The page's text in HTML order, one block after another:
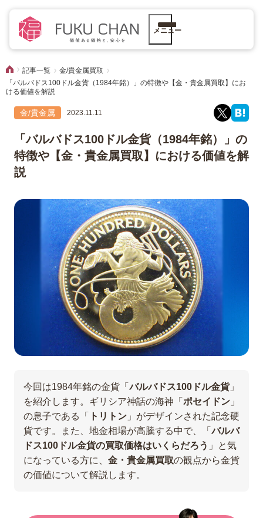
メニュー
記事一覧
金/貴金属買取
「バルバドス100ドル金貨（1984年銘）」の特徴や【金・貴金属買取】にお
ける価値を解説
金/貴金属 2023.11.11
「バルバドス100ドル金貨（1984年銘）」の
特徴や【金・貴金属買取】における価値を解
説
今回は1984年銘の金貨「バルバドス100ドル金貨」
を紹介します。ギリシア神話の海神「 ポセイドン 」
の息子である「
トリトン 」がデザインされた記念硬
貨です。また、地金相場が高騰する中で、「バルバ
ドス100ドル金貨の買取価格はいくらだろう 」と気
になっている方に、 金・貴金属買取の観点から金貨
の価値について解説します。